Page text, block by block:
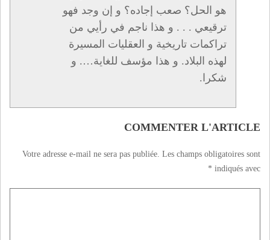
هو الحل؟ صعب إجاده؟ و إن وجد فهو
ترقيعي . . . و هذا ناجم في رأيي من
تراكمات تاريخية و العقليات المسيرة
لهذه البلاد. و هذا مؤسف للغاية…. و
شكرا.
COMMENTER L'ARTICLE
Votre adresse e-mail ne sera pas publiée. Les champs obligatoires sont
indiqués avec
*